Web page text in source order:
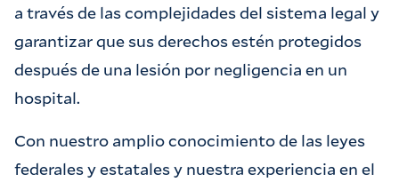
a través de las complejidades del sistema legal y
garantizar que sus derechos estén protegidos
después de una lesión por negligencia en un
hospital.
Con nuestro amplio conocimiento de las leyes
federales y estatales y nuestra experiencia en el